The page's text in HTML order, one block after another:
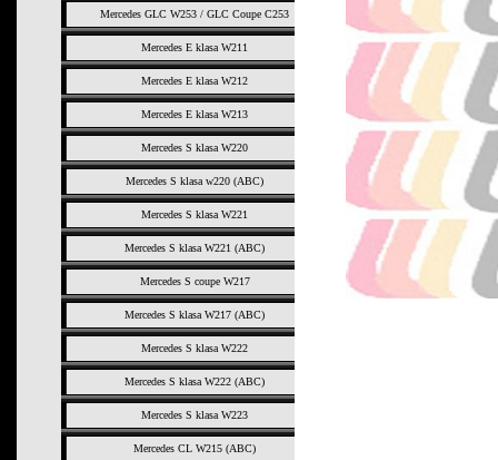
Mercedes GLC W253 / GLC Coupe C253
Mercedes E klasa W211
Mercedes E klasa W212
Mercedes E klasa W213
Mercedes S klasa W220
Mercedes S klasa w220 (ABC)
Mercedes S klasa W221
Mercedes S klasa W221 (ABC)
Mercedes S coupe W217
Mercedes S klasa W217 (ABC)
Mercedes S klasa W222
Mercedes S klasa W222 (ABC)
Mercedes S klasa W223
Mercedes CL W215 (ABC)